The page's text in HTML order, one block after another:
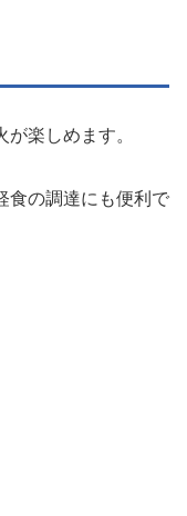
楽しめます。
食の調達にも便利で